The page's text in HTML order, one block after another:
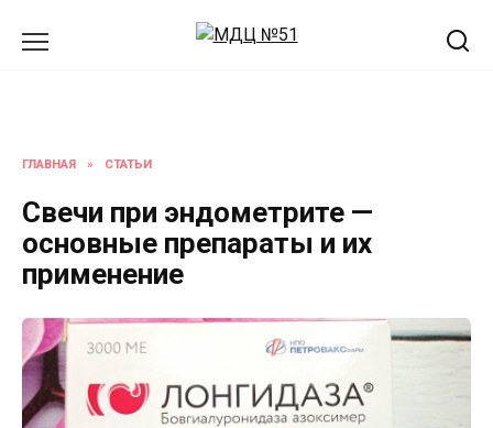
ГЛАВНАЯ » СТАТЬИ
Свечи при эндометрите —
основные препараты и их
применение